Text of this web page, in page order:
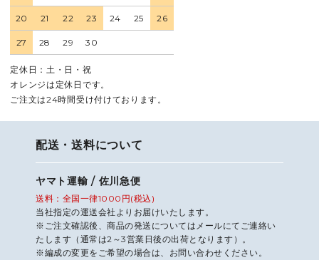
20 21 22 23 24 25 26
27 28 29 30
定休日：土・日・祝
オレンジは定休日です。
ご注文は24時間受け付けております。
配送・送料について
ヤマト運輸 / 佐川急便
送料：全国一律1000円(税込)
当社指定の運送会社よりお届けいたします。
※ご注文確認後、商品の発送についてはメールにてご連絡い
たします（通常は2～3営業日後の出荷となります）。
※編成の変更をご希望の場合は、お問い合わせください。